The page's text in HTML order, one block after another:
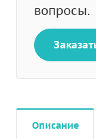
вопросы.
Описание